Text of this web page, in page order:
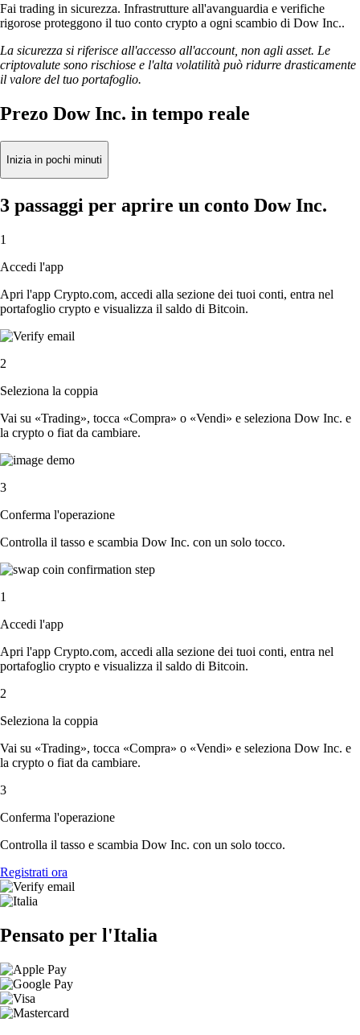
Fai trading in sicurezza. Infrastrutture all'avanguardia e verifiche
rigorose proteggono il tuo conto crypto a ogni scambio di Dow Inc..
La sicurezza si riferisce all'accesso all'account, non agli asset. Le
criptovalute sono rischiose e l'alta volatilità può ridurre drasticamente
il valore del tuo portafoglio.
Prezo Dow Inc. in tempo reale
Inizia in pochi minuti
3 passaggi per aprire un conto Dow Inc.
1
Accedi l'app
Apri l'app Crypto.com, accedi alla sezione dei tuoi conti, entra nel
portafoglio crypto e visualizza il saldo di Bitcoin.
2
Seleziona la coppia
Vai su «Trading», tocca «Compra» o «Vendi» e seleziona Dow Inc. e
la crypto o fiat da cambiare.
3
Conferma l'operazione
Controlla il tasso e scambia Dow Inc. con un solo tocco.
1
Accedi l'app
Apri l'app Crypto.com, accedi alla sezione dei tuoi conti, entra nel
portafoglio crypto e visualizza il saldo di Bitcoin.
2
Seleziona la coppia
Vai su «Trading», tocca «Compra» o «Vendi» e seleziona Dow Inc. e
la crypto o fiat da cambiare.
3
Conferma l'operazione
Controlla il tasso e scambia Dow Inc. con un solo tocco.
Registrati ora
Pensato per l'Italia